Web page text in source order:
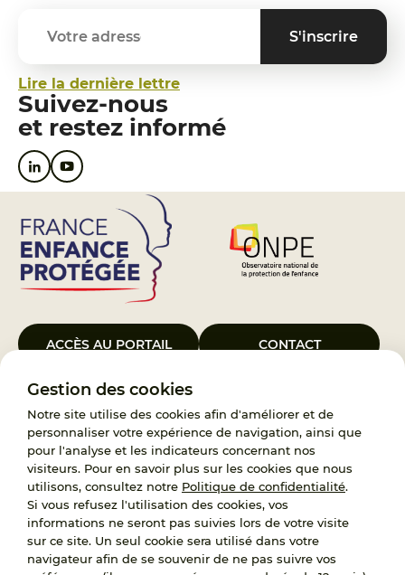
Gestion des cookies
Notre site utilise des cookies afin d'améliorer et de
personnaliser votre expérience de navigation, ainsi que
pour l'analyse et les indicateurs concernant nos
visiteurs. Pour en savoir plus sur les cookies que nous
utilisons, consultez notre Politique de confidentialité.
Si vous refusez l'utilisation des cookies, vos
informations ne seront pas suivies lors de votre visite
sur ce site. Un seul cookie sera utilisé dans votre
navigateur afin de se souvenir de ne pas suivre vos
Lire la dernière lettre
Suivez-nous
et restez informé
ACCÈS AU PORTAIL CONTACT
Le Groupement d’Intérêt Public France Enfance Protégée, créé le 5
janvier 2023, a pour objet d’assurer les missions de service public du
119, d’accompagnement des adoptants et de traitement des
demandes d’accès aux origines personnelles. France Enfance
Protégée est également un observatoire et une ressource pour
l’ensemble des professionnels, ainsi qu’un appui à l’élaboration de la
politique publique à travers le soutien à l’activité des conseils
nationaux.
RECRUTEMENT